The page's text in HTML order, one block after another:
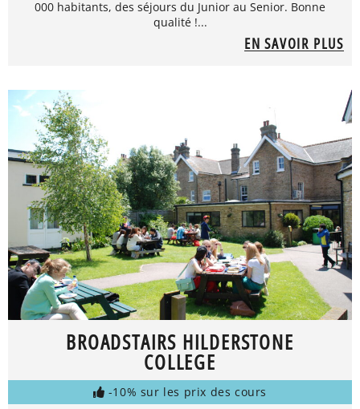
000 habitants, des séjours du Junior au Senior. Bonne
qualité !...
EN SAVOIR PLUS
BROADSTAIRS HILDERSTONE
COLLEGE
-10% sur les prix des cours